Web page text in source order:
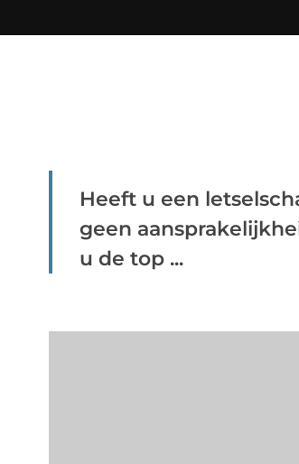
Heeft u een
geen
u de top ...